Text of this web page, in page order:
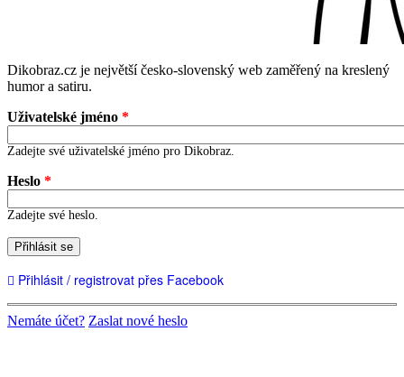
Dikobraz.cz je největší česko-slovenský web zaměřený na kreslený
humor a satiru.
Uživatelské jméno *
Zadejte své uživatelské jméno pro Dikobraz.
Heslo *
Zadejte své heslo.
Přihlásit se
Přihlásit / registrovat přes Facebook
Nemáte účet? Zaslat nové heslo